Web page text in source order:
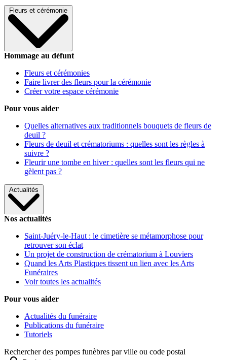
Fleurs et cérémonie
Hommage au défunt
Fleurs et cérémonies
Faire livrer des fleurs pour la cérémonie
Créer votre espace cérémonie
Pour vous aider
Quelles alternatives aux traditionnels bouquets de fleurs de
deuil ?
Fleurs de deuil et crématoriums : quelles sont les règles à
suivre ?
Fleurir une tombe en hiver : quelles sont les fleurs qui ne
gèlent pas ?
Actualités
Nos actualités
Saint-Juéry-le-Haut : le cimetière se métamorphose pour
retrouver son éclat
Un projet de construction de crématorium à Louviers
Quand les Arts Plastiques tissent un lien avec les Arts
Funéraires
Voir toutes les actualités
Pour vous aider
Actualités du funéraire
Publications du funéraire
Tutoriels
Rechercher des pompes funèbres par ville ou code postal